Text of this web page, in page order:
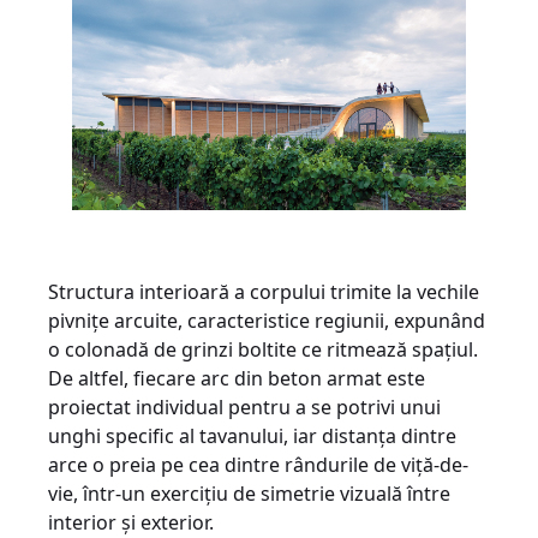
Structura interioară a corpului trimite la vechile
pivnițe arcuite, caracteristice regiunii, expunând
o colonadă de grinzi boltite ce ritmează spațiul.
De altfel, fiecare arc din beton armat este
proiectat individual pentru a se potrivi unui
unghi specific al tavanului, iar distanța dintre
arce o preia pe cea dintre rândurile de viță-de-
vie, într-un exercițiu de simetrie vizuală între
interior și exterior.